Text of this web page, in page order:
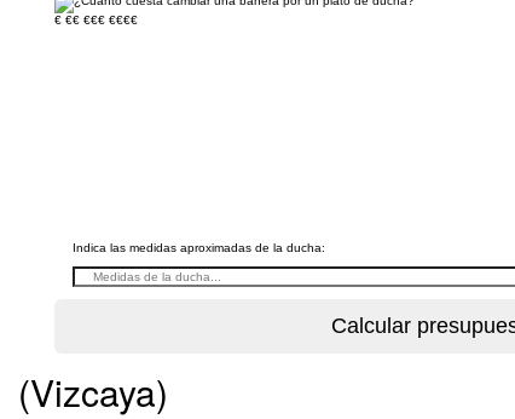
€ €€ €€€ €€€€
Indica las medidas aproximadas de la ducha:
(Vizcaya)